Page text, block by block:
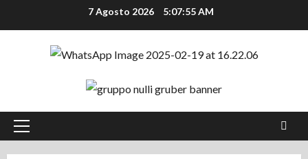
al
7 Agosto 2026 5:07:55 AM
Menu